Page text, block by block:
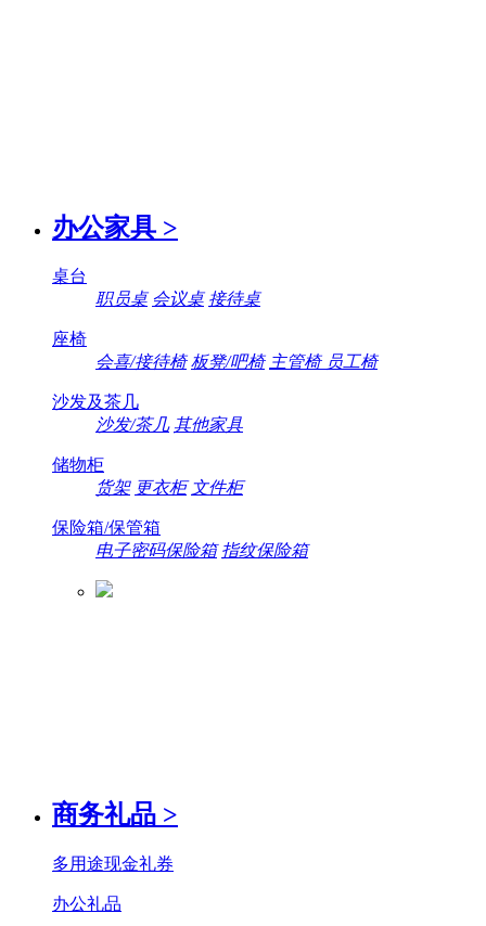
办公家具 >
桌台
职员桌 会议桌 接待桌
座椅
会喜/接待椅 板凳/吧椅 主管椅 员工椅
沙发及茶几
沙发/茶几 其他家具
储物柜
货架 更衣柜 文件柜
保险箱/保管箱
电子密码保险箱 指纹保险箱
商务礼品 >
多用途现金礼券
办公礼品